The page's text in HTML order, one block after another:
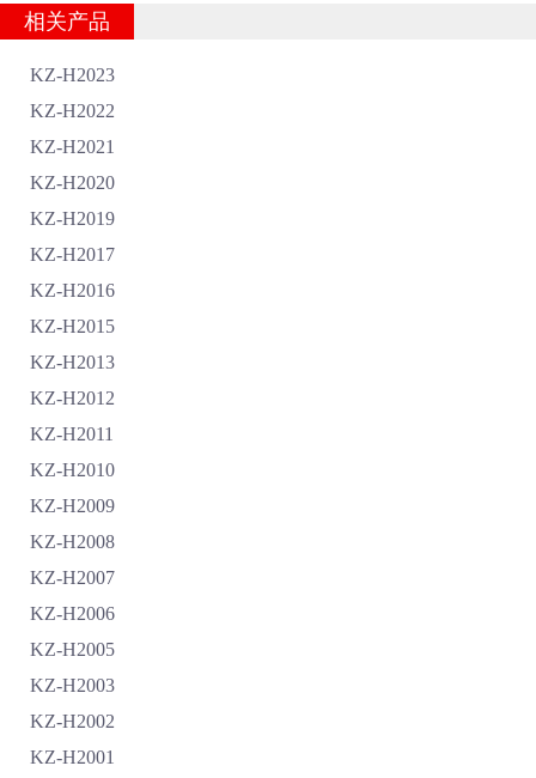
相关产品
KZ-H2023
KZ-H2022
KZ-H2021
KZ-H2020
KZ-H2019
KZ-H2017
KZ-H2016
KZ-H2015
KZ-H2013
KZ-H2012
KZ-H2011
KZ-H2010
KZ-H2009
KZ-H2008
KZ-H2007
KZ-H2006
KZ-H2005
KZ-H2003
KZ-H2002
KZ-H2001